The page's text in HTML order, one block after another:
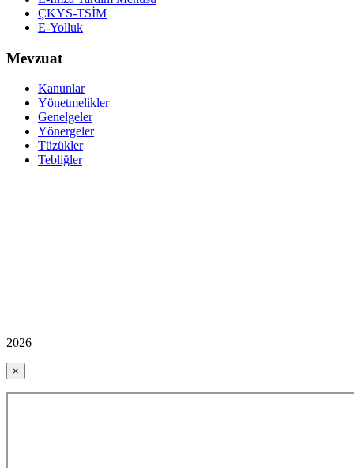
ÇKYS-TSİM
E-Yolluk
Mevzuat
Kanunlar
Yönetmelikler
Genelgeler
Yönergeler
Tüzükler
Tebliğler
2026
×